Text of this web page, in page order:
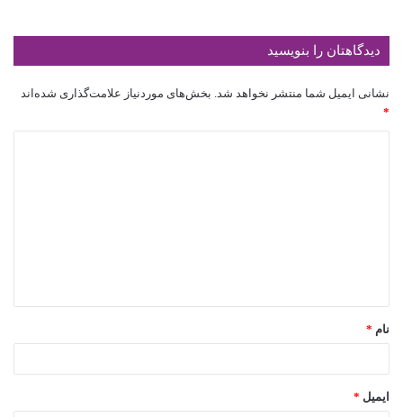
دیدگاهتان را بنویسید
نشانی ایمیل شما منتشر نخواهد شد. بخش‌های موردنیاز علامت‌گذاری شده‌اند
*
نام *
ایمیل *